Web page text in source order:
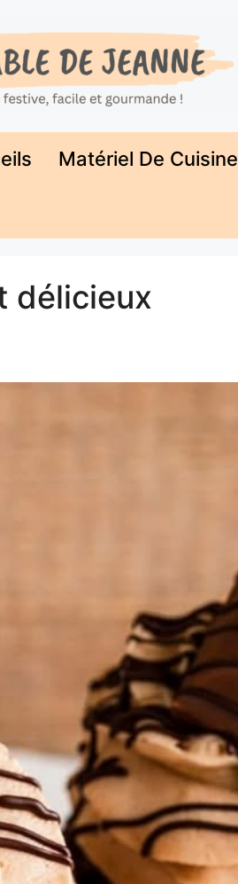
Matériel De Cuisine
délicieux